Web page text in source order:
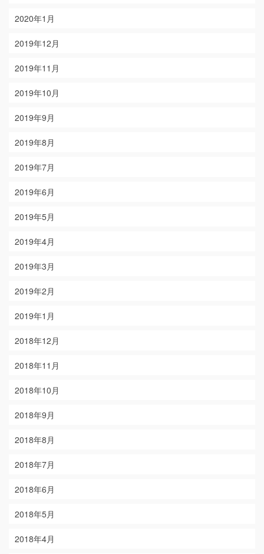
2020年1月
2019年12月
2019年11月
2019年10月
2019年9月
2019年8月
2019年7月
2019年6月
2019年5月
2019年4月
2019年3月
2019年2月
2019年1月
2018年12月
2018年11月
2018年10月
2018年9月
2018年8月
2018年7月
2018年6月
2018年5月
2018年4月